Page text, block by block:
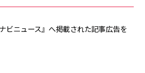
ビニュース』へ掲載された記事広告を